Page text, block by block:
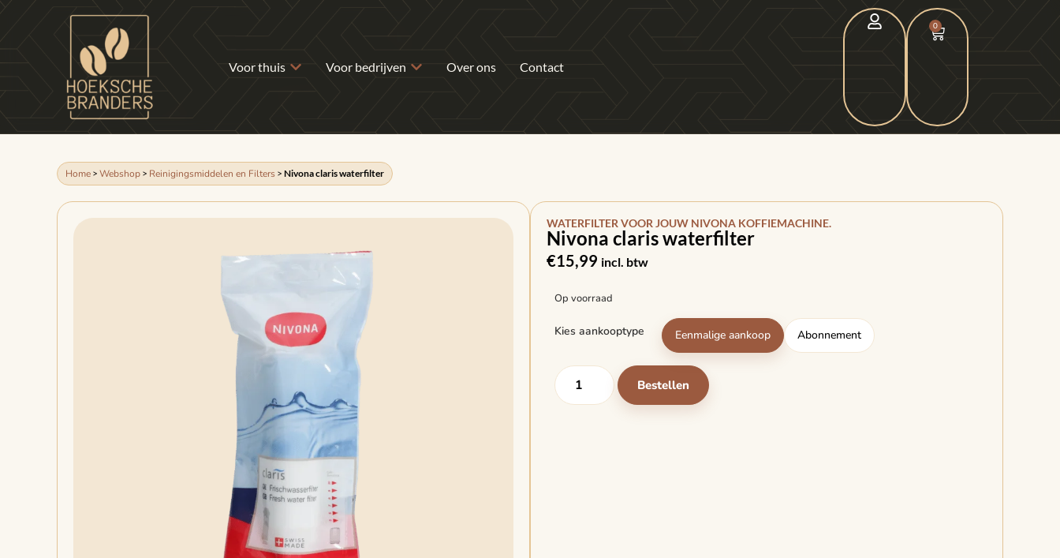
Voor thuis Voor bedrijven Over ons Contact
0
Home > Webshop > Reinigingsmiddelen en Filters > Nivona claris waterfilter
WATERFILTER VOOR JOUW NIVONA KOFFIEMACHINE.
Nivona claris waterfilter
€15,99 incl. btw
Op voorraad
Kies aankooptype Eenmalige aankoop Abonnement
Bestellen